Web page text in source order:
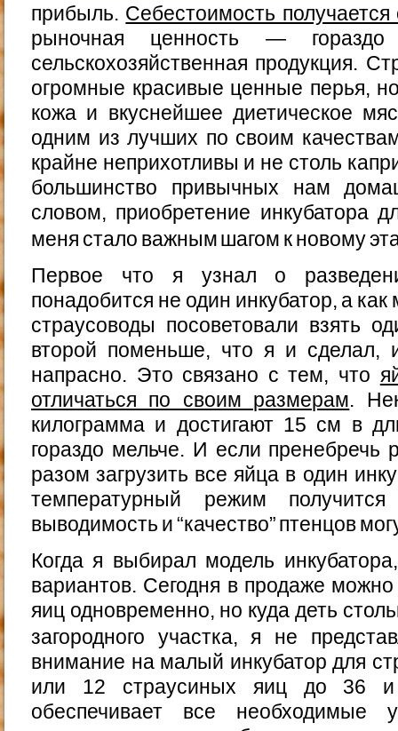
прибыль. Себестоимость
рыночная ценность —
сельскохозяйственная продукция.
огромные красивые ценные перья,
кожа и вкуснейшее диетическое
одним из лучших по своим
крайне неприхотливы и не столь
большинство привычных нам
словом, приобретение инкубатора
меня стало важным шагом к новому
Первое что я узнал о
понадобится не один инкубатор, а
страусоводы посоветовали взять
второй поменьше, что я и сделал,
напрасно. Это связано с тем, что
отличаться по своим размерам.
килограмма и достигают 15 см в
гораздо мельче. И если пренебречь
разом загрузить все яйца в один
температурный режим
выводимость и “качество” птенцов
Когда я выбирал модель
вариантов. Сегодня в продаже
яиц одновременно, но куда деть
загородного участка, я не
внимание на малый инкубатор для
или 12 страусиных яиц до 36
обеспечивает все необходимые